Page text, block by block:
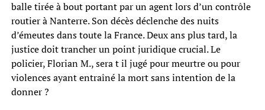
balle tirée à bout portant par un agent lors d’un contrôle
routier à Nanterre. Son décès déclenche des nuits
d’émeutes dans toute la France. Deux ans plus tard, la
justice doit trancher un point juridique crucial. Le
policier, Florian M., sera t il jugé pour meurtre ou pour
violences ayant entraîné la mort sans intention de la
donner ?